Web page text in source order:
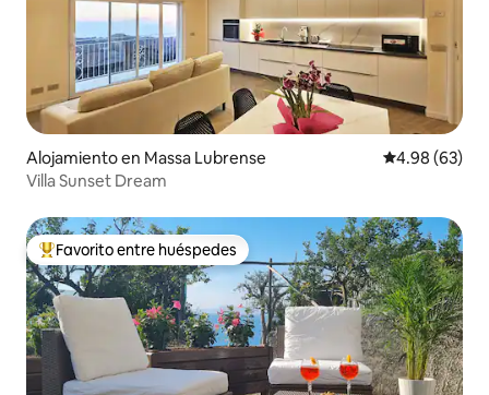
Alojamiento en Massa Lubrense Calificación
4.98 (63)
Villa Sunset Dream
Favorito entre huéspedes preferido
Favorito entre huéspedes